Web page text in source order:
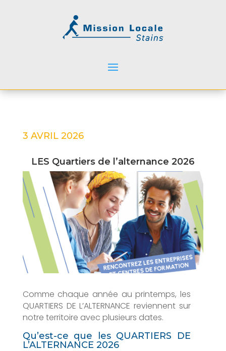
3 AVRIL 2026
LES Quartiers de l’alternance 2026
Comme chaque année au printemps, les
QUARTIERS DE L’ALTERNANCE reviennent sur
notre territoire avec plusieurs dates.
Qu’est-ce que les QUARTIERS DE
L’ALTERNANCE 2026